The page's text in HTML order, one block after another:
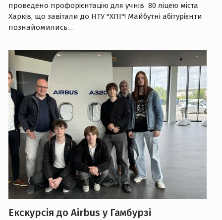
проведено профорієнтацію для учнів 80 ліцею міста
Харків, що завітали до НТУ "ХПІ"! Майбутні абітурієнти
познайомились…
Екскурсія до Airbus у Гамбурзі